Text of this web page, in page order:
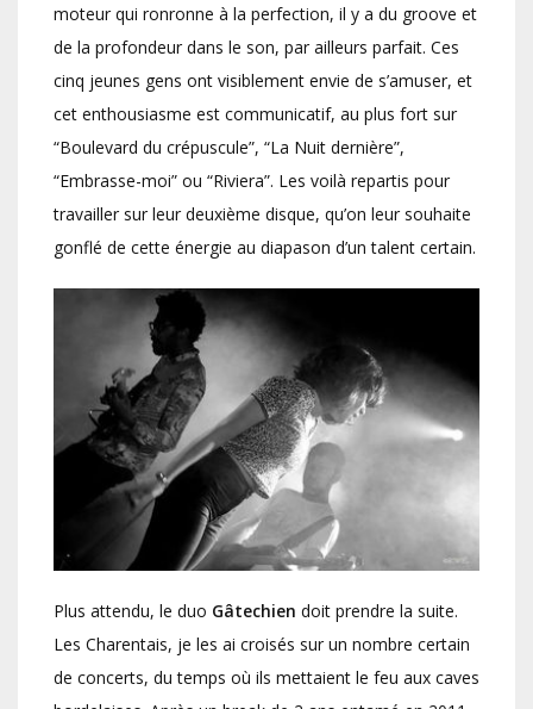
moteur qui ronronne à la perfection, il y a du groove et
de la profondeur dans le son, par ailleurs parfait. Ces
cinq jeunes gens ont visiblement envie de s’amuser, et
cet enthousiasme est communicatif, au plus fort sur
“Boulevard du crépuscule”, “La Nuit dernière”,
“Embrasse-moi” ou “Riviera”. Les voilà repartis pour
travailler sur leur deuxième disque, qu’on leur souhaite
gonflé de cette énergie au diapason d’un talent certain.
Plus attendu, le duo Gâtechien doit prendre la suite.
Les Charentais, je les ai croisés sur un nombre certain
de concerts, du temps où ils mettaient le feu aux caves